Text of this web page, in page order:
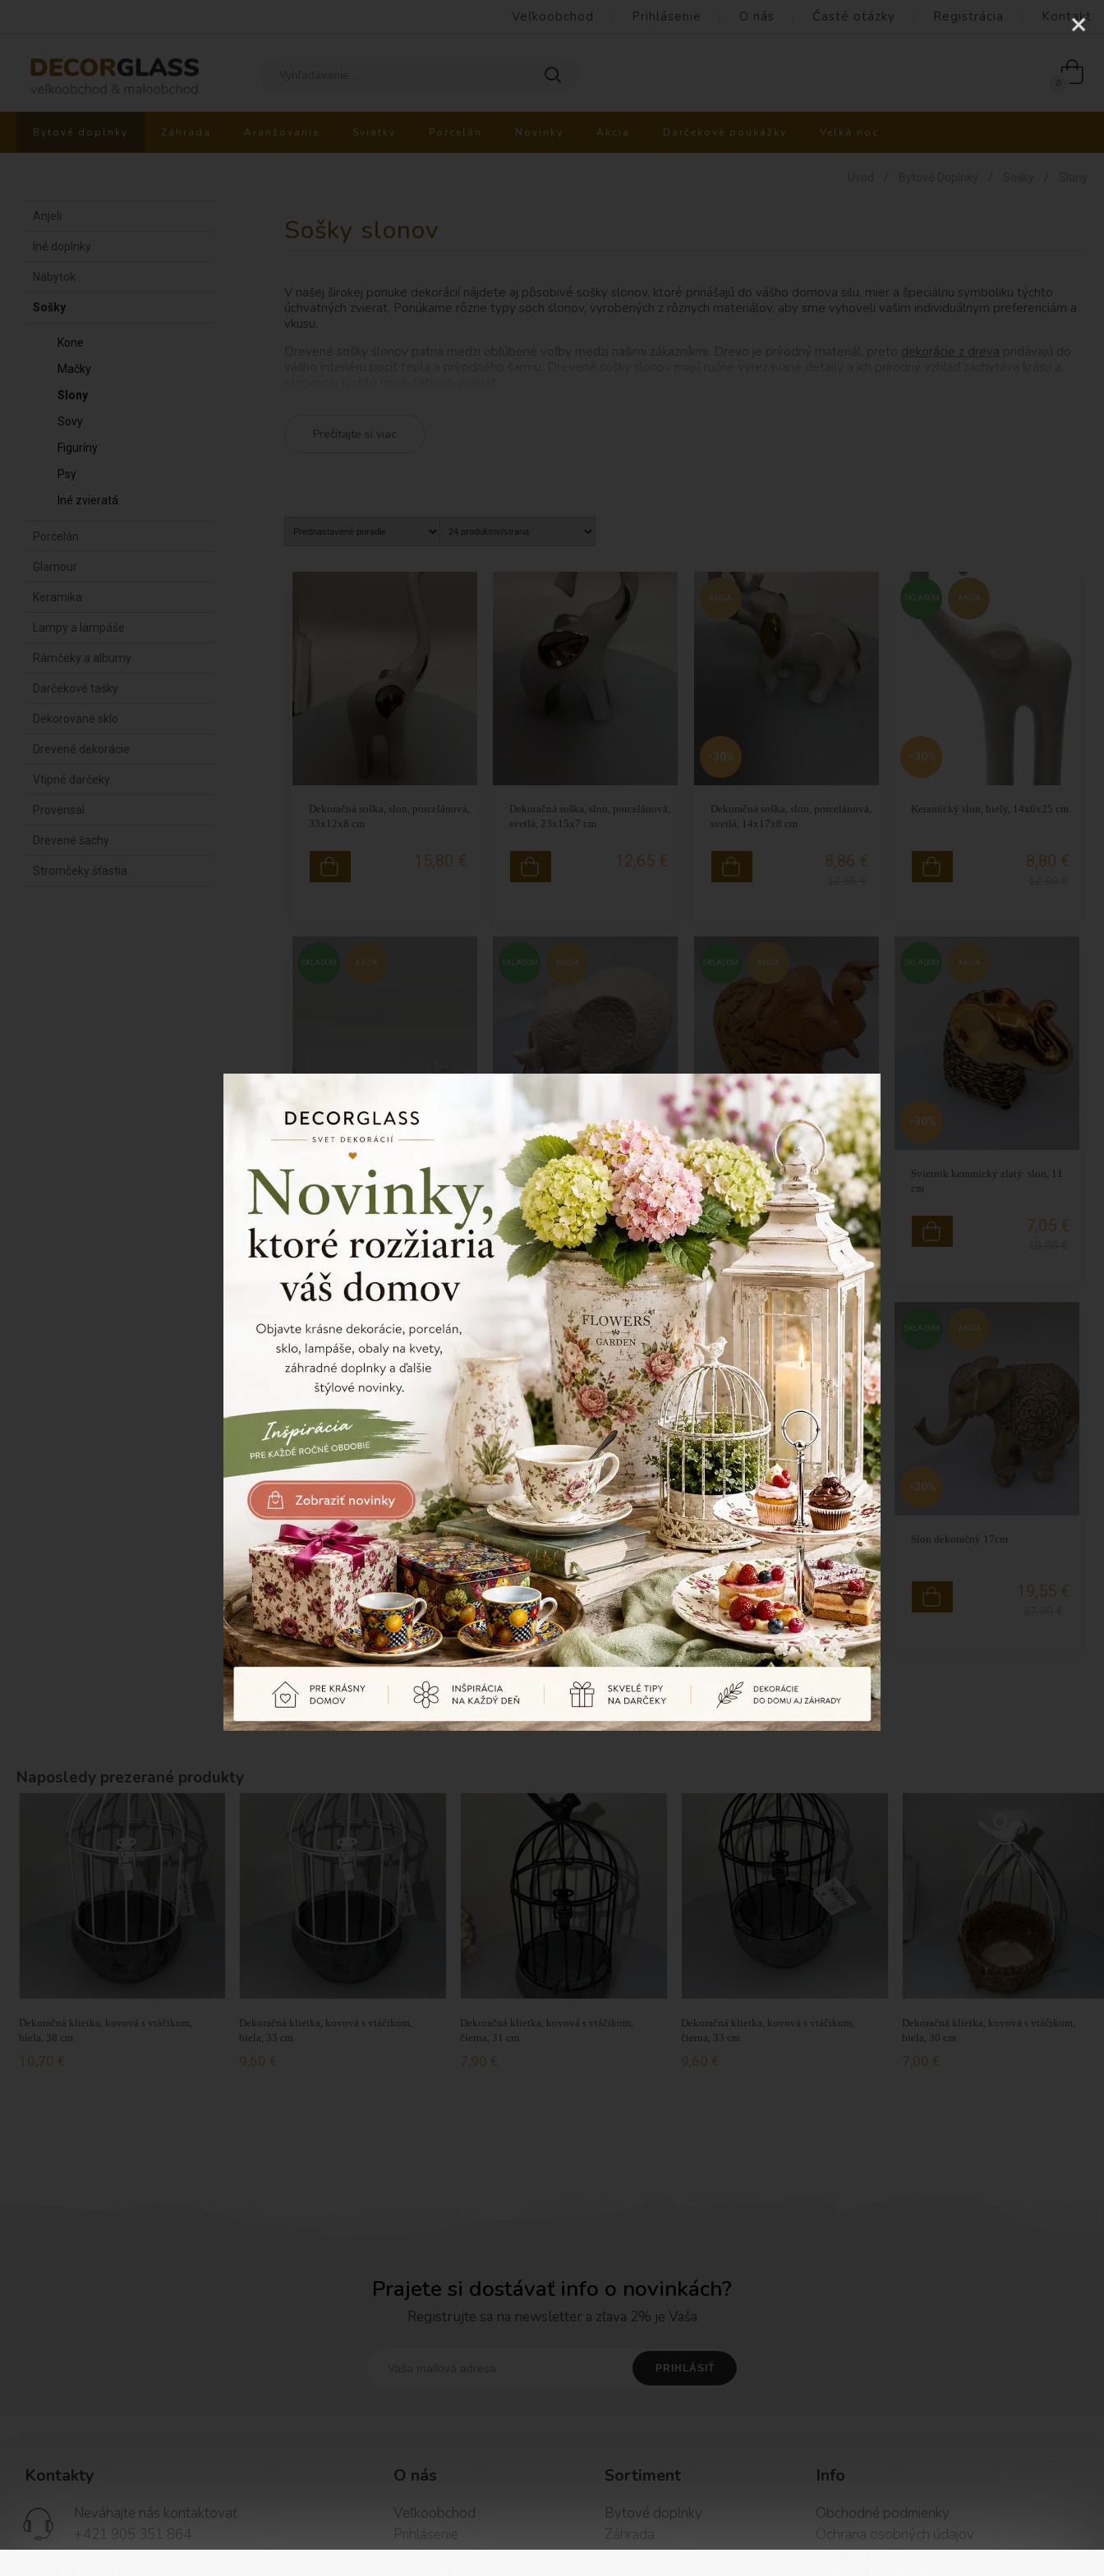
Veľkoobchod Prihlásenie O nás Časté otázky Registrácia Kontakt
Bytové doplnky Záhrada Aranžovanie Sviatky Porcelán Novinky Akcia Darčekové poukážky Veľká noc
Sošky slonov
V našej širokej ponuke dekorácií nájdete aj pôsobivé sošky slonov, ktoré prinášajú do vášho domova silu, mier a špeciálnu symboliku týchto
úchvatných zvierat. Ponúkame rôzne typy soch slonov, vyrobených z rôznych materiálov, aby sme vyhoveli vašim individuálnym preferenciám a
vkusu.
dekorácie z dreva
farbami a textúrami, čo dodáva do vášho domova živost a zaujímavosť. Okrem bežných soch môžete tiež nájsť keramickú sošku slona, ktorá slúži
svietnik na čajovú sviečku
sošky slona vo vašom domove môže priniesť pocit ochrany a pozitívnu energiu.
umiestni na poličku alebo na stolík, alebo väčšiu sošku, ktorá sa stane výrazným prvkom vášho interiéru. Či už preferujete jednoduchý a
minimalistický dizajn alebo farebné a výrazné sochy, v našej ponuke nájdete to, čo hľadáte.
Naše sošky slonov sú vyrobené s ohľadom na kvalitu, detaily a estetický výraz. Každá socha je starostlivo vybraná a vyrobená s použitím
najkvalitnejších materiálov a techník, aby splnila vaše očakávania a priniesla do vášho domova krásu a štýl, ktorý si zaslúžite.
Prečítajte si viac
Dekoračná soška, slon, porcelánová,
33x12x8 cm
15,80 €
Dekoračná soška, slon, porcelánová,
svetlá, 23x15x7 cm
12,65 €
AKCIA
Dekoračná soška, slon, porcelánová,
svetlá, 14x17x8 cm
8,86 €
-30%
AKCIA
SKLADOM
Keramický slon, biely, 14x6x25 cm
8,80 €
-30%
AKCIA
SKLADOM
Minatúrny sloník. 4mix
7,50 €
10,74€
-30%
AKCIA
SKLADOM
Slon, dekoračný, svetlý, keramický,
14x20x11 cm
14,20 €
20,28€
-30%
AKCIA
SKLADOM
Drevený slon 27x29x10cm
24,25 €
34,62€
-30%
AKCIA
SKLADOM
Svietnik keramický zlatý slon, 11
cm
7,05 €
-30%
AKCIA
SKLADOM
Sloníky 4sada
2,85 €
4,08€
-30%
AKCIA
Slonia záložka
8,95 €
12,78€
-30%
SKLADOM
Slon svetlý dekoračný 21cm
3,20 €
4,56€
-30%
AKCIA
SKLADOM
Slon dekoračný 17cm
19,55 €
-30%
Anjeli
Iné doplnky
Nábytok
Sošky
Kone
Mačky
Slony
Sovy
Figuríny
Psy
Iné zvieratá
Porcelán
Glamour
Keramika
Lampy a lampáše
Rámčeky a albumy
Darčekové tašky
Dekorované sklo
Drevené dekorácie
Vtipné darčeky
Provensal
Drevené šachy
Stromčeky šťastia
Naposledy prezerané produkty
Dekoračná klietka, kovová s vtáčikom,
biela, 38 cm
10,70 €
Dekoračná klietka, kovová s vtáčikom,
biela, 33 cm
9,60 €
Dekoračná klietka, kovová s vtáčikom,
čierna, 31 cm
7,90 €
Dekoračná klietka, kovová s vtáčikom,
čierna, 33 cm
9,60 €
Dekoračná klietka, kovová s vtáčikom,
biela, 30 cm
7,00 €
Prajete si dostávať info o novinkách?
Registrujte sa na newsletter a zľava 2% je Vaša
Kontakty
Neváhajte nás kontaktovať
+421 905 351 864
O nás
Veľkoobchod
Prihlásenie
O nás
Sortiment
Bytové doplnky
Záhrada
Aranžovanie
Info
Obchodné podmienky
Ochrana osobných údajov
Vátenie tovaru